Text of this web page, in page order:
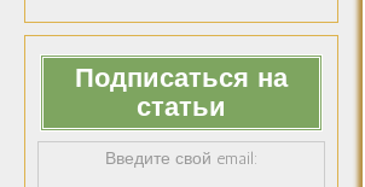
Подписаться на
статьи
Введите свой email: